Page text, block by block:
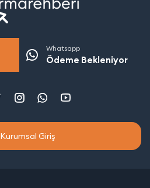
Whatsapp
Ödeme Bekleniyor
Kurumsal Giriş